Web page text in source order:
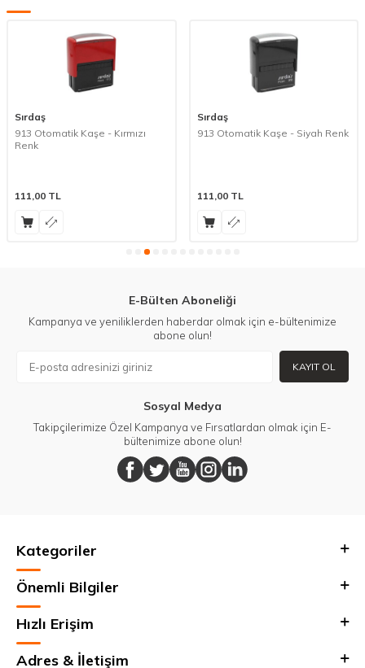
Sırdaş
913 Otomatik Kaşe - Kırmızı
Renk
111,00 TL
Sırdaş
913 Otomatik Kaşe - Siyah Renk
111,00TL
E-Bülten Aboneliği
Kampanya ve yeniliklerden haberdar olmak için e-bültenimize
abone olun!
KAYIT OL
Sosyal Medya
Takipçilerimize Özel Kampanya ve Fırsatlardan olmak için E-
bültenimize abone olun!
Kategoriler
Önemli Bilgiler
Hızlı Erişim
Adres & İletişim